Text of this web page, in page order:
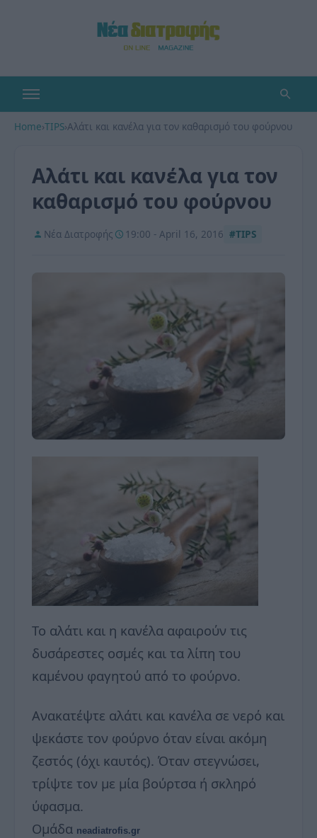
Home›TIPS›Αλάτι και κανέλα για τον καθαρισμό του φούρνου
Αλάτι και κανέλα για τον
καθαρισμό του φούρνου
Νέα Διατροφής 19:00 - April 16, 2016 #TIPS
Το αλάτι και η κανέλα αφαιρούν τις
δυσάρεστες οσμές και τα λίπη του
καμένου φαγητού από το φούρνο.
Ανακατέψτε αλάτι και κανέλα σε νερό και
ψεκάστε τον φούρνο όταν είναι ακόμη
ζεστός (όχι καυτός). Όταν στεγνώσει,
τρίψτε τον με μία βούρτσα ή σκληρό
ύφασμα.
Ομάδα neadiatrofis.gr